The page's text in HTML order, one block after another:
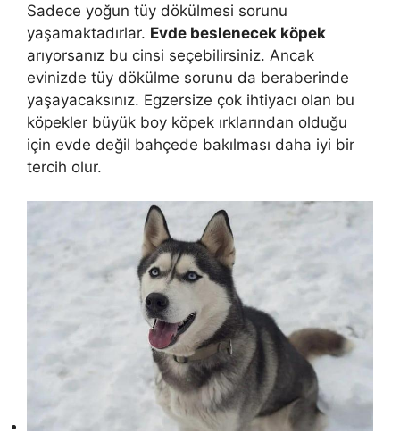
Sadece yoğun tüy dökülmesi sorunu
yaşamaktadırlar. Evde beslenecek köpek
arıyorsanız bu cinsi seçebilirsiniz. Ancak
evinizde tüy dökülme sorunu da beraberinde
yaşayacaksınız. Egzersize çok ihtiyacı olan bu
köpekler büyük boy köpek ırklarından olduğu
için evde değil bahçede bakılması daha iyi bir
tercih olur.